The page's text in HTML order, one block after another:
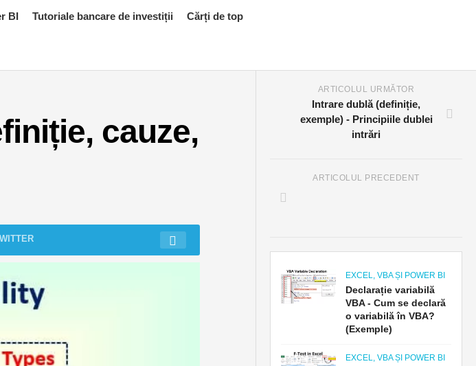
BI Tutoriale bancare de investiții Cărți de top
cauze,
ARTICOLUL URMĂTOR
Intrare dublă (definiție,
exemple) - Principiile dublei
intrări
ARTICOLUL PRECEDENT
EXCEL, VBA ȘI POWER BI
Declarație variabilă
VBA - Cum se declară
o variabilă în VBA?
(Exemple)
EXCEL, VBA ȘI POWER BI